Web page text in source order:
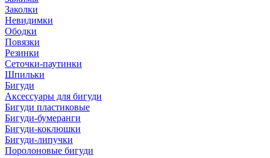
Заколки
Невидимки
Ободки
Повязки
Резинки
Сеточки-паутинки
Шпильки
Бигуди
Аксессуары для бигуди
Бигуди пластиковые
Бигуди-бумеранги
Бигуди-коклюшки
Бигуди-липучки
Поролоновые бигуди